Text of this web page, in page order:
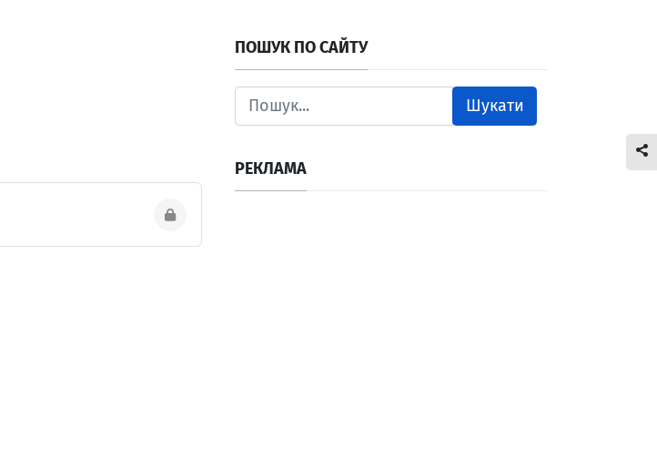
ПОШУК ПО САЙТУ
Шукати
РЕКЛАМА